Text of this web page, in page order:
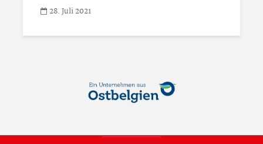
28. Juli 2021